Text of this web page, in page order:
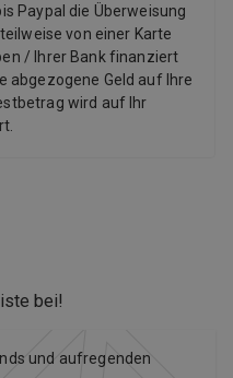
Paypal die Überweisung
von einer Karte
/ Ihrer Bank finanziert
abgezogene Geld auf Ihre
wird auf Ihr
bei!
und aufregenden